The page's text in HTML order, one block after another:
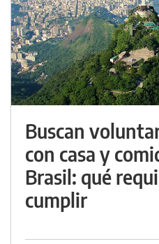
Buscan
con casa y
Brasil: qué
cumplir